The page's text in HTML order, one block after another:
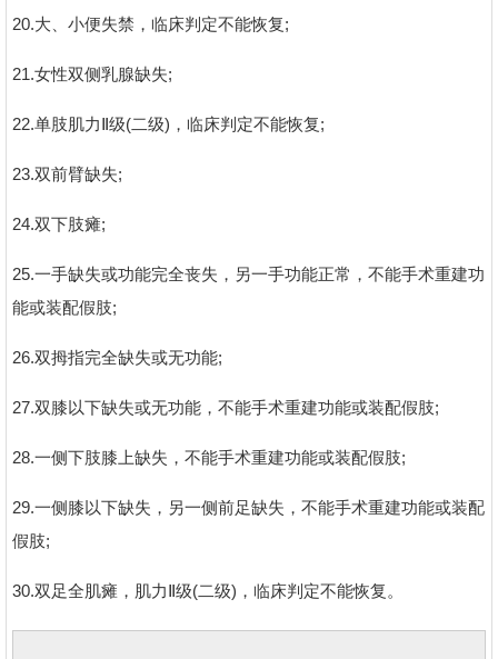
20.大、小便失禁，临床判定不能恢复;
21.女性双侧乳腺缺失;
22.单肢肌力Ⅱ级(二级)，临床判定不能恢复;
23.双前臂缺失;
24.双下肢瘫;
25.一手缺失或功能完全丧失，另一手功能正常，不能手术重建功
能或装配假肢;
26.双拇指完全缺失或无功能;
27.双膝以下缺失或无功能，不能手术重建功能或装配假肢;
28.一侧下肢膝上缺失，不能手术重建功能或装配假肢;
29.一侧膝以下缺失，另一侧前足缺失，不能手术重建功能或装配
假肢;
30.双足全肌瘫，肌力Ⅱ级(二级)，临床判定不能恢复。